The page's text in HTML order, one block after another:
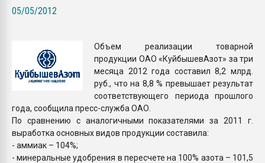
05/05/2012
Объем реализации товарной
продукции ОАО «КуйбышевАзот» за три
месяца 2012 года составил 8,2 млрд.
руб., что на 8,8 % превышает результат
соответствующего периода прошлого
года, сообщила пресс-служба ОАО.
По сравнению с аналогичными показателями за 2011 г.
выработка основных видов продукции составила:
- аммиак – 104%;
- минеральные удобрения в пересчете на 100% азота – 101,5